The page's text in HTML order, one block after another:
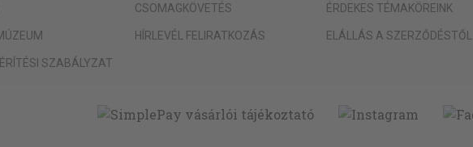
SZABÁLYZAT
CSOMAGKÖVETÉS
HÍRLEVÉL FELIRATKOZÁS
ÉRDEKES TÉMAKÖREINK
ELÁLLÁS A SZERZŐDÉSTŐL